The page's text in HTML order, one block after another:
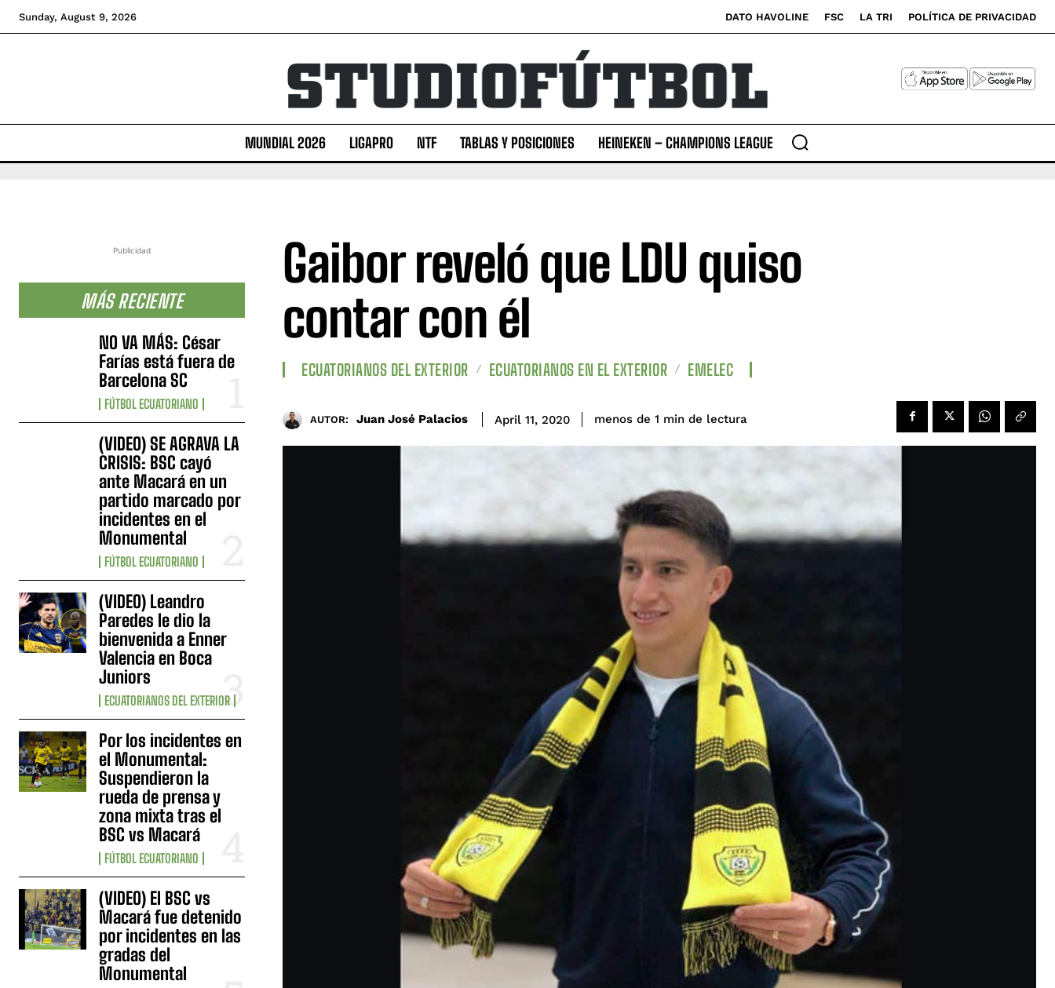
Sunday, August 9, 2026 DATO HAVOLINE FSC LA TRI POLÍTICA DE PRIVACIDAD
MUNDIAL 2026 LIGAPRO NTF TABLAS Y POSICIONES HEINEKEN – CHAMPIONS LEAGUE
Publicidad
MÁS RECIENTE
NO VA MÁS: César
Farías está fuera de
Barcelona SC
FÚTBOL ECUATORIANO
(VIDEO) SE AGRAVA LA
CRISIS: BSC cayó
ante Macará en un
partido marcado por
incidentes en el
Monumental
FÚTBOL ECUATORIANO
(VIDEO) Leandro
Paredes le dio la
bienvenida a Enner
Valencia en Boca
Juniors
ECUATORIANOS DEL EXTERIOR
Por los incidentes en
el Monumental:
Suspendieron la
rueda de prensa y
zona mixta tras el
BSC vs Macará
FÚTBOL ECUATORIANO
(VIDEO) El BSC vs
Macará fue detenido
por incidentes en las
gradas del
Monumental
Gaibor reveló que LDU quiso
contar con él
ECUATORIANOS DEL EXTERIOR ECUATORIANOS EN EL EXTERIOR EMELEC
AUTOR: Juan José Palacios April 11, 2020 menos de 1 min de lectura